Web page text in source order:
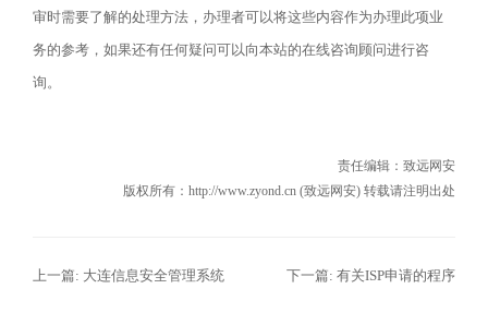
审时需要了解的处理方法，办理者可以将这些内容作为办理此项业
务的参考，如果还有任何疑问可以向本站的在线咨询顾问进行咨
询。
责任编辑： 致远网安
版权所有：http://www.zyond.cn (致远网安) 转载请注明出处
上一篇: 大连信息安全管理系统 下一篇: 有关ISP申请的程序